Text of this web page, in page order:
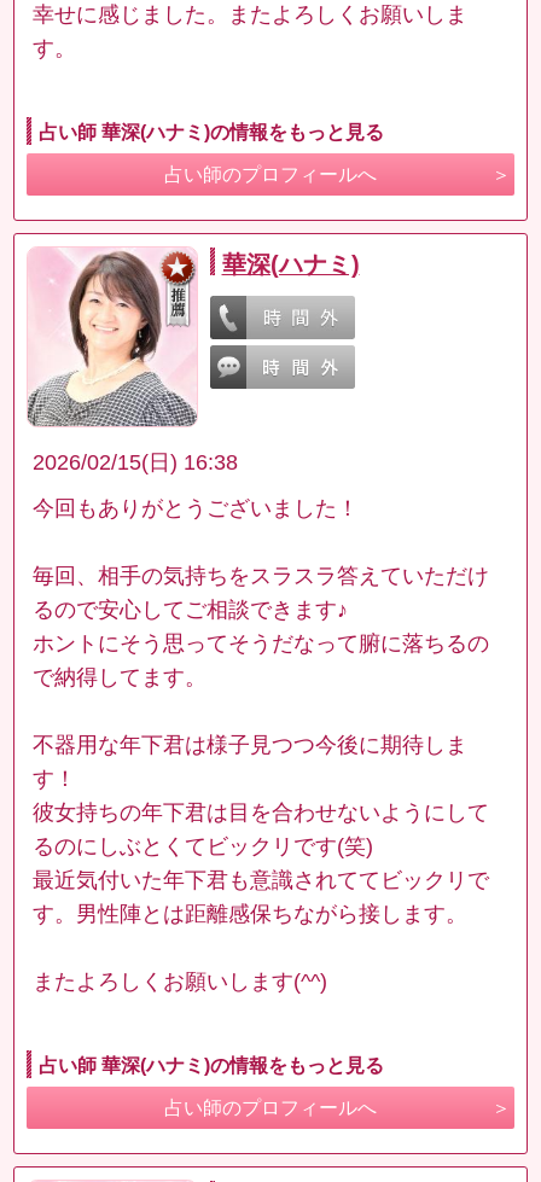
幸せに感じました。またよろしくお願いしま
す。
占い師 華深(ハナミ)の情報をもっと見る
占い師のプロフィールへ
華深(ハナミ)
2026/02/15(日) 16:38
今回もありがとうございました！
毎回、相手の気持ちをスラスラ答えていただけ
るので安心してご相談できます♪
ホントにそう思ってそうだなって腑に落ちるの
で納得してます。
不器用な年下君は様子見つつ今後に期待しま
す！
彼女持ちの年下君は目を合わせないようにして
るのにしぶとくてビックリです(笑)
最近気付いた年下君も意識されててビックリで
す。男性陣とは距離感保ちながら接します。
またよろしくお願いします(^^)
占い師 華深(ハナミ)の情報をもっと見る
占い師のプロフィールへ